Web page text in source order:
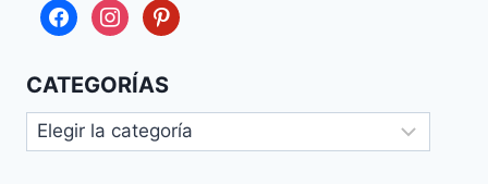
facebookinstagrampinterest
CATEGORÍAS
Categorías